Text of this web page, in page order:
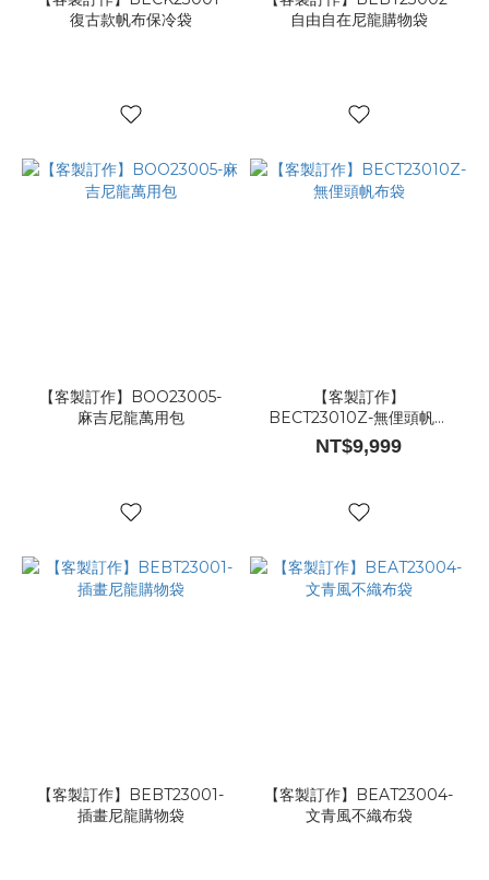
復古款帆布保冷袋
自由自在尼龍購物袋
【客製訂作】BOO23005-
麻吉尼龍萬用包
【客製訂作】
BECT23010Z-無俚頭帆布
袋
NT$9,999
【客製訂作】BEBT23001-
插畫尼龍購物袋
【客製訂作】BEAT23004-
文青風不織布袋